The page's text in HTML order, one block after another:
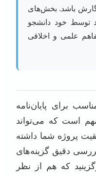
نگارش باشد. بخش‌های
توسط خود دانشجو
علمی و اخلاقی
برای پایان‌نامه
است که می‌تواند
پروژه شما داشته
دقیق گزینه‌های
که هم از نظر